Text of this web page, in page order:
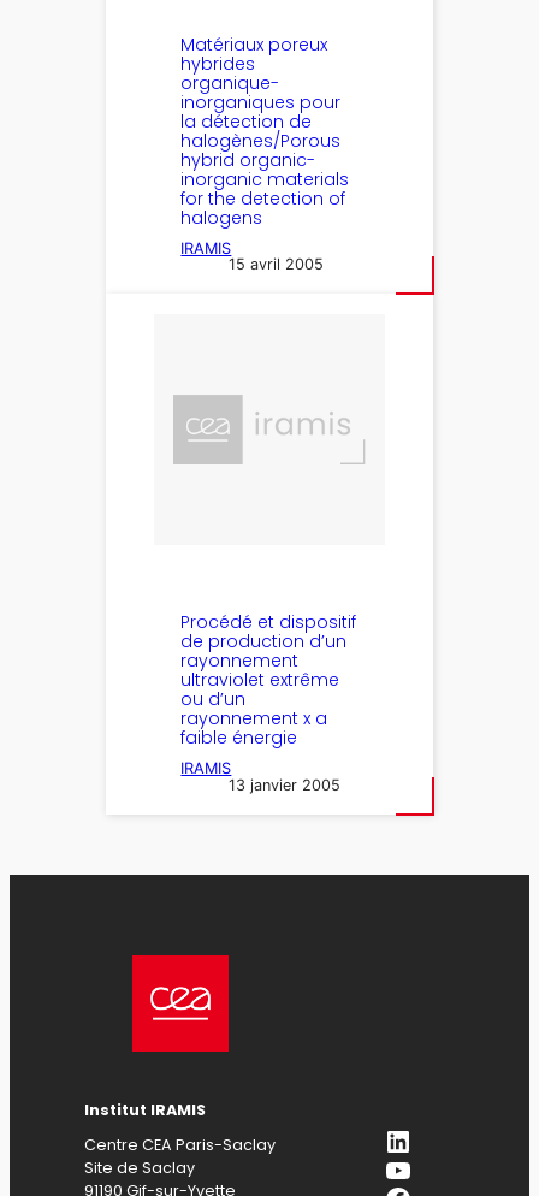
Matériaux poreux
hybrides
organique-
inorganiques pour
la détection de
halogènes/Porous
hybrid organic-
inorganic materials
for the detection of
halogens
IRAMIS
15 avril 2005
Procédé et dispositif
de production d’un
rayonnement
ultraviolet extrême
ou d’un
rayonnement x a
faible énergie
IRAMIS
13 janvier 2005
Institut IRAMIS
Centre CEA Paris-Saclay
Site de Saclay
91190 Gif-sur-Yvette
LinkedIn
YouTube